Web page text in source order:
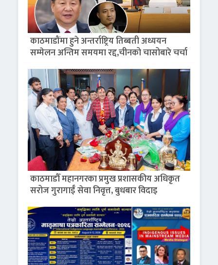
काठमाडौंमा हुने अन्तर्राष्ट्रिय तिब्बती अध्ययन
सम्मेलन अन्तिम समयमा रद्द,चीनको चासोबारे चर्चा
काठमाडौँ महानगरका प्रमुख प्रशासकीय अधिकृत
सरोज गुरागाईँ सेवा निवृत्त, बुधबार विदाइ